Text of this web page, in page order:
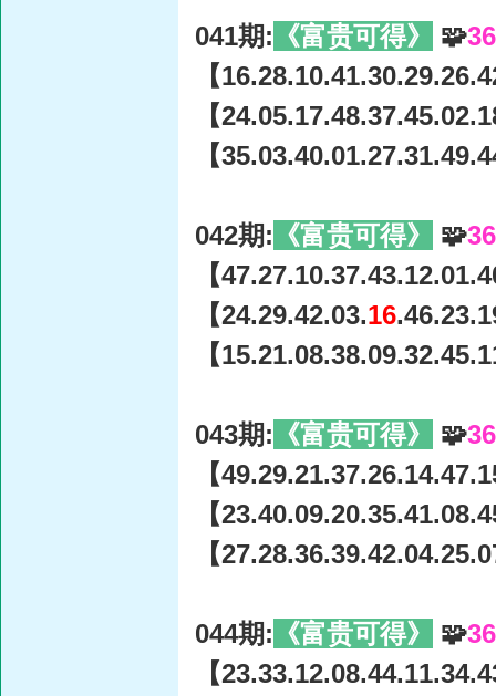
041期: 《富贵可得》 🧩
【
【
【
042期: 《富贵可得》 🧩
【
【24.29.42.03.16
【
043期: 《富贵可得》 🧩
【
【
【
044期: 《富贵可得》 🧩
【